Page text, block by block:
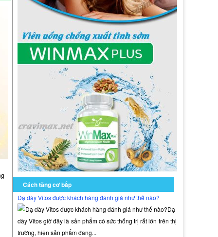
Cách tăng cơ bắp
Dạ dày Vitos được khách hàng đánh giá như thế nào?
Dạ
dày Vitos giờ đây là sản phẩm có sức thống trị rất lớn trên thị
trường, hiện sản phẩm đang...